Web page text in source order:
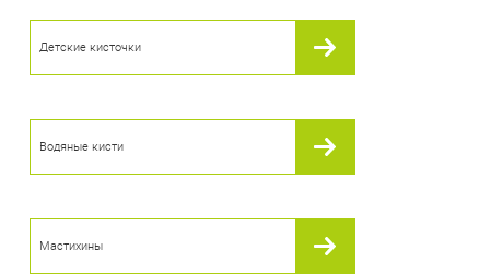
В наличии
Детские кисточки
Водяные кисти
Мастихины